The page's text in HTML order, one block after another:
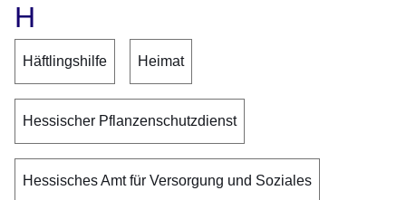
H
Häftlingshilfe Heimat
Hessischer Pflanzenschutzdienst
Hessisches Amt für Versorgung und Soziales